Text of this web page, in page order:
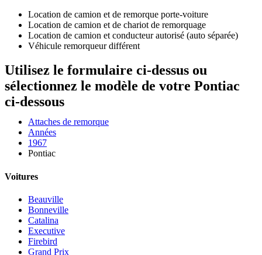
Location de camion et de remorque porte-voiture
Location de camion et de chariot de remorquage
Location de camion et conducteur autorisé (auto séparée)
Véhicule remorqueur différent
Utilisez le formulaire ci-dessus ou
sélectionnez le modèle de votre Pontiac
ci-dessous
Attaches de remorque
Années
1967
Pontiac
Voitures
Beauville
Bonneville
Catalina
Executive
Firebird
Grand Prix